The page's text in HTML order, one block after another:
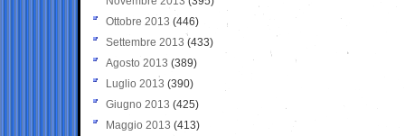
Ottobre 2013 (446)
Settembre 2013 (433)
Agosto 2013 (389)
Luglio 2013 (390)
Giugno 2013 (425)
Maggio 2013 (413)